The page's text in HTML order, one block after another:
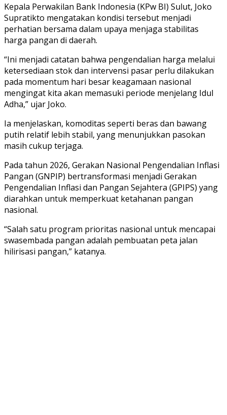
Kepala Perwakilan Bank Indonesia (KPw BI) Sulut, Joko
Supratikto mengatakan kondisi tersebut menjadi
perhatian bersama dalam upaya menjaga stabilitas
harga pangan di daerah.
“Ini menjadi catatan bahwa pengendalian harga melalui
ketersediaan stok dan intervensi pasar perlu dilakukan
pada momentum hari besar keagamaan nasional
mengingat kita akan memasuki periode menjelang Idul
Adha,” ujar Joko.
Ia menjelaskan, komoditas seperti beras dan bawang
putih relatif lebih stabil, yang menunjukkan pasokan
masih cukup terjaga.
Pada tahun 2026, Gerakan Nasional Pengendalian Inflasi
Pangan (GNPIP) bertransformasi menjadi Gerakan
Pengendalian Inflasi dan Pangan Sejahtera (GPIPS) yang
diarahkan untuk memperkuat ketahanan pangan
nasional.
“Salah satu program prioritas nasional untuk mencapai
swasembada pangan adalah pembuatan peta jalan
hilirisasi pangan,” katanya.